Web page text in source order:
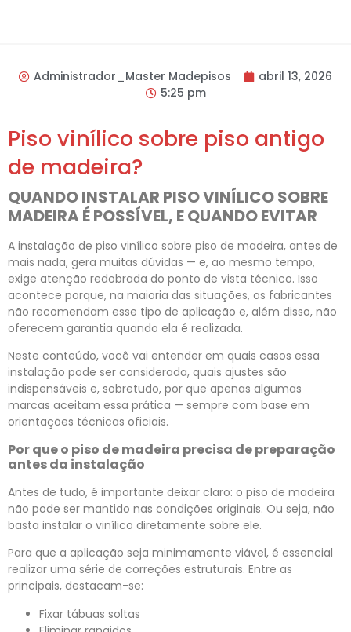
Administrador_Master Madepisos
abril 13, 2026
5:25 pm
Piso vinílico sobre piso antigo
de madeira?
QUANDO INSTALAR PISO VINÍLICO SOBRE
MADEIRA É POSSÍVEL, E QUANDO EVITAR
A instalação de piso vinílico sobre piso de madeira, antes de
mais nada, gera muitas dúvidas — e, ao mesmo tempo,
exige atenção redobrada do ponto de vista técnico. Isso
acontece porque, na maioria das situações, os fabricantes
não recomendam esse tipo de aplicação e, além disso, não
oferecem garantia quando ela é realizada.
Neste conteúdo, você vai entender em quais casos essa
instalação pode ser considerada, quais ajustes são
indispensáveis e, sobretudo, por que apenas algumas
marcas aceitam essa prática — sempre com base em
orientações técnicas oficiais.
Por que o piso de madeira precisa de preparação
antes da instalação
Antes de tudo, é importante deixar claro: o piso de madeira
não pode ser mantido nas condições originais. Ou seja, não
basta instalar o vinílico diretamente sobre ele.
Para que a aplicação seja minimamente viável, é essencial
realizar uma série de correções estruturais. Entre as
principais, destacam-se:
Fixar tábuas soltas